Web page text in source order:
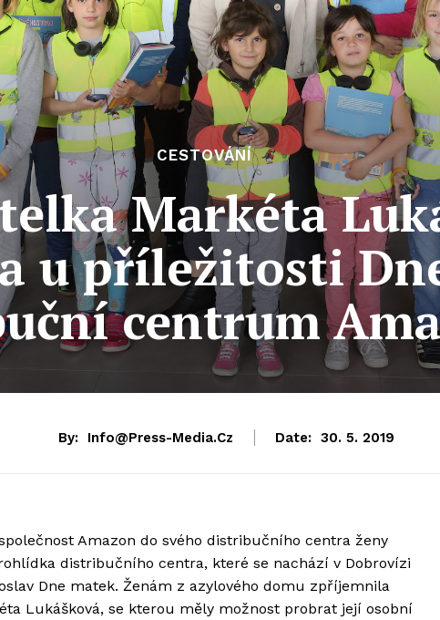
CESTOVÁNÍ
Markéta
u příležitosti
centrum
By: Info@press-Media.cz Date: 30. 5. 2019
Amazon do svého distribučního centra ženy
distribučního centra, které se nachází v Dobrovízi
Dne matek. Ženám z azylového domu zpříjemnila
Lukášková, se kterou měly možnost probrat její osobní